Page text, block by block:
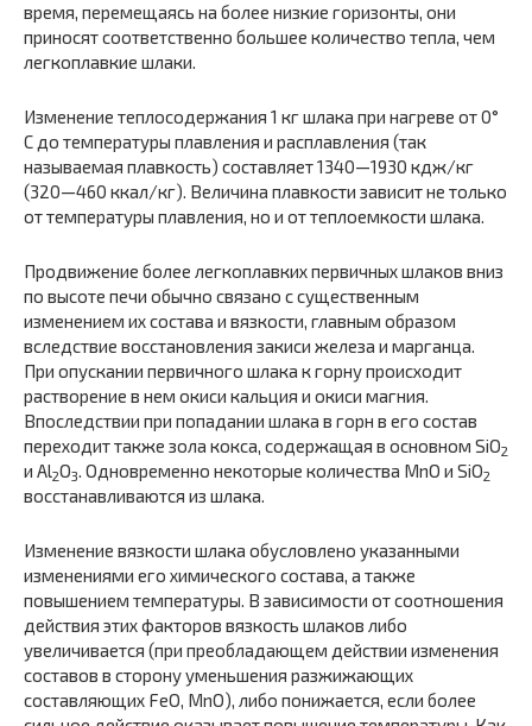
время, перемещаясь на более низкие горизонты, они
приносят соответственно большее количество тепла, чем
легкоплавкие шлаки.
Изменение теплосодержания 1 кг шлака при нагреве от 0°
С до температуры плавления и расплавления (так
называемая плав­кость) составляет 1340—1930 кдж/кг
(320—460 ккал/кг). Величина плавкости зависит не только
от температуры плавления, но и от теплоемкости шлака.
Продвижение более легкоплавких первичных шлаков вниз
по высоте печи обычно связано с существенным
изменением их со­става и вязкости, главным образом
вследствие восстановления закиси железа и марганца.
При опускании первичного шлака к горну происходит
растворение в нем окиси кальция и окиси магния.
Впоследствии при попадании шлака в горн в его состав
переходит также зола кокса, содержащая в основном SiO2
и Al2O3. Одновременно некоторые количества MnО и SiO2
восстанавли­ваются из шлака.
Изменение вязкости шлака обусловлено указанными
измене­ниями его химического состава, а также
повышением температуры. В зависимости от соотношения
действия этих факторов вязкость шлаков либо
увеличивается (при преобладающем действии измене­ния
составов в сторону уменьшения разжижающих
составляющих FeO, MnО), либо понижается, если более